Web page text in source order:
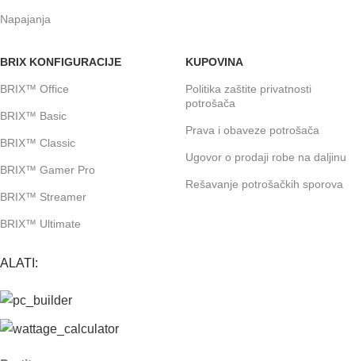
Napajanja
BRIX KONFIGURACIJE
BRIX™ Office
BRIX™ Basic
BRIX™ Classic
BRIX™ Gamer Pro
BRIX™ Streamer
BRIX™ Ultimate
KUPOVINA
Politika zaštite privatnosti
potrošača
Prava i obaveze potrošača
Ugovor o prodaji robe na daljinu
Rešavanje potrošačkih sporova
ALATI: